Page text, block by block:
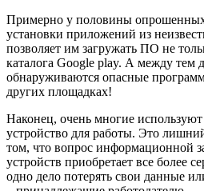
Примерно у половины
установки приложений из
позволяет им загружать ПО не
каталога Google play. А между тем
обнаруживаются опасные
других площадках!
Наконец, очень многие
устройство для работы. Это
том, что вопрос информационной
устройств приобретает все более
одно дело потерять свои данные